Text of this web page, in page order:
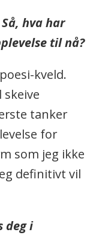
hva har
til nå?
kveld.
skeive
tanker
for
som jeg ikke
definitivt vil
deg i